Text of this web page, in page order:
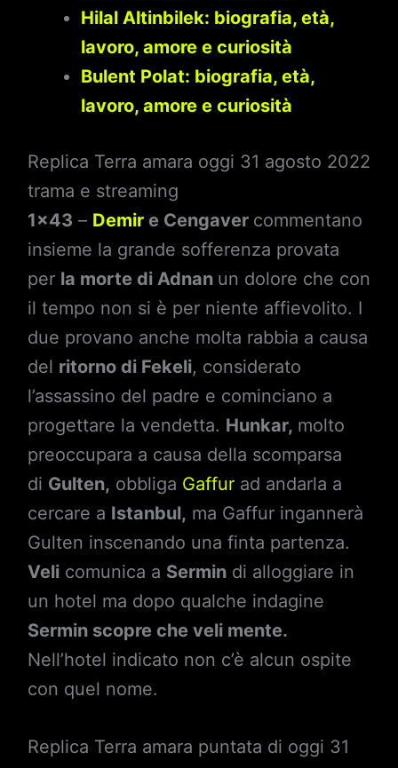
Hilal Altinbilek: biografia, età,
lavoro, amore e curiosità
Bulent Polat: biografia, età,
lavoro, amore e curiosità
Replica Terra amara oggi 31 agosto 2022
trama e streaming
1×43 – Demire Cengaver commentano
insieme la grande sofferenza provata
per la morte di Adnan un dolore che con
il tempo non si è per niente affievolito. I
due provano anche molta rabbia a causa
del ritorno di Fekeli, considerato
l’assassino del padre e cominciano a
progettare la vendetta. Hunkar, molto
preoccupara a causa della scomparsa
di Gulten, obbliga Gaffurad andarla a
cercare a Istanbul, ma Gaffur ingannerà
Gulten inscenando una finta partenza.
Velicomunica a Sermindi alloggiare in
un hotel ma dopo qualche indagine
Sermin scopre che veli mente.
Nell’hotel indicato non c’è alcun ospite
con quel nome.
Replica Terra amara puntata di oggi 31